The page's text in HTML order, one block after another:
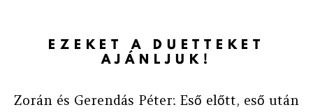
EZEKET A DUETTEKET
AJÁNLJUK!
Zorán és Gerendás Péter: Eső előtt, eső után